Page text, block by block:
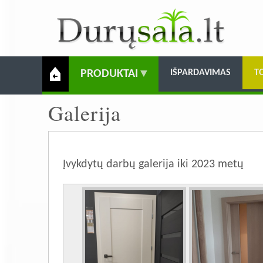
PRODUKTAI IŠPARDAVIMAS
Galerija
Įvykdytų darbų galerija iki 2023 metų